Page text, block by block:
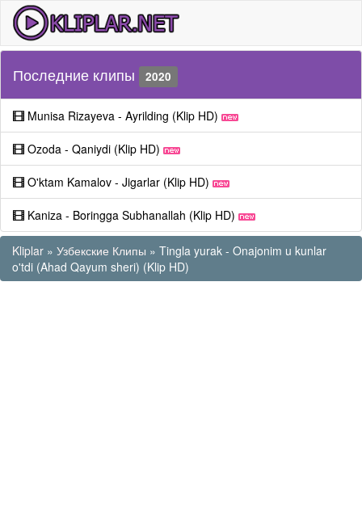
Последние клипы 2020
Munisa Rizayeva - Ayrilding (Klip HD)
Ozoda - Qaniydi (Klip HD)
O'ktam Kamalov - Jigarlar (Klip HD)
Kaniza - Boringga Subhanallah (Klip HD)
Kliplar » Узбекские Клипы » Tingla yurak - Onajonim u kunlar
o'tdi (Ahad Qayum sheri) (Klip HD)